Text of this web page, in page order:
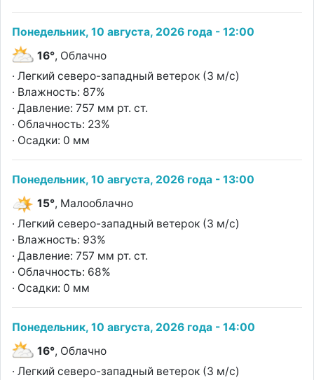
Понедельник, 10 августа, 2026 года - 12:00
16°, Облачно
· Легкий северо-западный ветерок (3 м/с)
· Влажность: 87%
· Давление: 757 мм рт. ст.
· Облачность: 23%
· Осадки: 0 мм
Понедельник, 10 августа, 2026 года - 13:00
15°, Малооблачно
· Легкий северо-западный ветерок (3 м/с)
· Влажность: 93%
· Давление: 757 мм рт. ст.
· Облачность: 68%
· Осадки: 0 мм
Понедельник, 10 августа, 2026 года - 14:00
16°, Облачно
· Легкий северо-западный ветерок (3 м/с)